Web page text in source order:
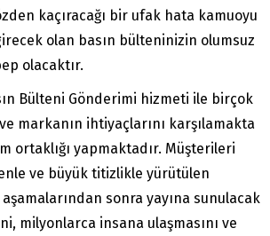
kaçıracağı bir ufak hata kamuoyu
olan basın bülteninizin olumsuz
olacaktır.
Bülteni Gönderimi hizmeti ile birçok
markanın ihtiyaçlarını karşılamakta
ortaklığı yapmaktadır. Müşterileri
ve büyük titizlikle yürütülen
sonra yayına sunulacak
milyonlarca insana ulaşmasını ve